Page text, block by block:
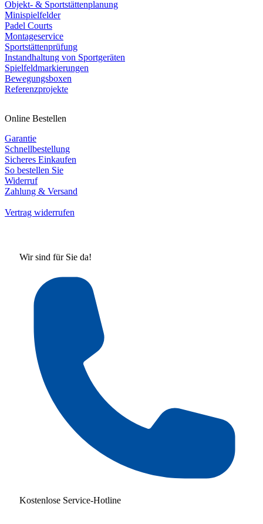
Objekt- & Sportstättenplanung
Minispielfelder
Padel Courts
Montageservice
Sportstättenprüfung
Instandhaltung von Sportgeräten
Spielfeldmarkierungen
Bewegungsboxen
Referenzprojekte
Online Bestellen
Garantie
Schnellbestellung
Sicheres Einkaufen
So bestellen Sie
Widerruf
Zahlung & Versand
Vertrag widerrufen
Wir sind für Sie da!
Kostenlose Service-Hotline